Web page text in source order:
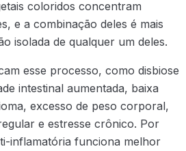
coloridos concentram
e a combinação deles é mais
isolada de qualquer um deles.
esse processo, como disbiose
intestinal aumentada, baixa
excesso de peso corporal,
e estresse crônico. Por
inflamatória funciona melhor